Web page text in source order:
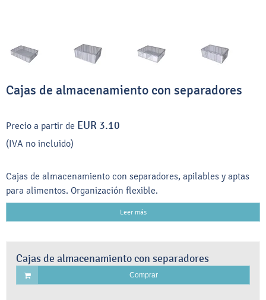
Cajas de almacenamiento con separadores
Precio a partir de EUR 3.10
(IVA no incluido)
Cajas de almacenamiento con separadores, apilables y aptas
para alimentos. Organización flexible.
Leer más
Cajas de almacenamiento con separadores
Comprar